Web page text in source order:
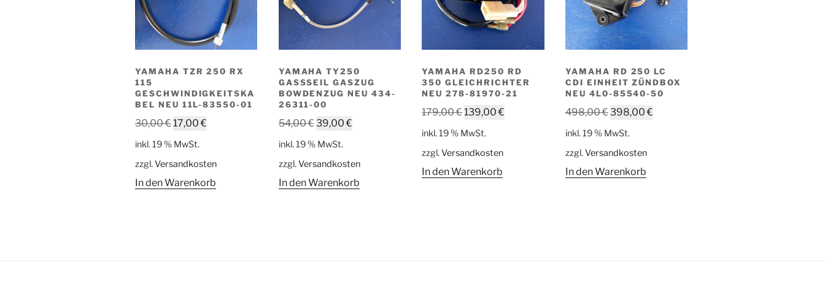
YAMAHA TZR 250 RX
115
GESCHWINDIGKEITSKA
BEL NEU 11L-83550-01
30,00€Ursprünglicher
30,00 €
17,00€
17,00 €.
inkl. 19 % MwSt.
zzgl.Versandkosten
In den Warenkorb
YAMAHA TY250
GASSSEIL GASZUG
BOWDENZUG NEU 434-
26311-00
54,00€Ursprünglicher
54,00 €
39,00€Aktueller
39,00 €.
inkl. 19 % MwSt.
zzgl.Versandkosten
In den Warenkorb
YAMAHA RD250 RD
350 GLEICHRICHTER
NEU 278-81970-21
179,00€Ursprünglicher
179,00 €
139,00€
inkl. 19 % MwSt.
zzgl.Versandkosten
In den Warenkorb
YAMAHA RD 250 LC
CDI EINHEIT ZÜNDBOX
NEU 4L0-85540-50
498,00€Ursprünglicher
498,00 €
398,00€
inkl. 19 % MwSt.
zzgl.Versandkosten
In den Warenkorb